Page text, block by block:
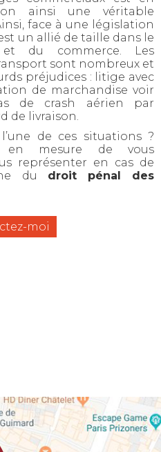
ainsi une véritable
face à une législation
un allié de taille dans le
du commerce. Les
sont nombreux et
préjudices : litige avec
de marchandise voir
de crash aérien par
de livraison.
de ces situations ?
en mesure de vous
représenter en cas de
du droit pénal des
moi